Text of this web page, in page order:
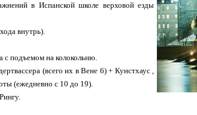
в Испанской школе верховой езды
внутрь).
с подъемом на колокольню.
(всего их в Вене 6) + Кунстхаус ,
(ежедневно с 10 до 19).